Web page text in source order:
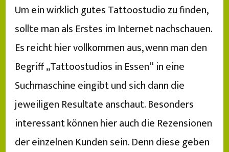
Um ein wirklich gutes Tattoostudio zu finden,
sollte man als Erstes im Internet nachschauen.
Es reicht hier vollkommen aus, wenn man den
Begriff „Tattoostudios in Essen“ in eine
Suchmaschine eingibt und sich dann die
jeweiligen Resultate anschaut. Besonders
interessant können hier auch die Rezensionen
der einzelnen Kunden sein. Denn diese geben